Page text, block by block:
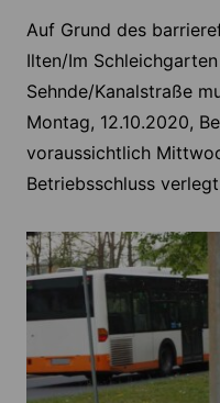
Auf Grund des
Ilten/Im
Sehnde/Kanalstraße
Montag, 12.10.2020,
voraussichtlich
Betriebsschluss